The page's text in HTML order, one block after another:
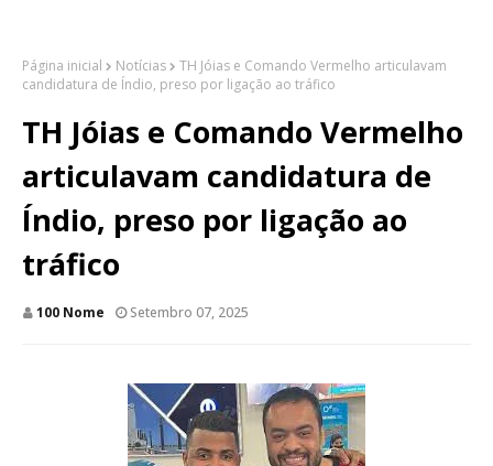
Página inicial Notícias
TH Jóias e Comando Vermelho articulavam
candidatura de Índio, preso por ligação ao tráfico
TH Jóias e Comando Vermelho
articulavam candidatura de
Índio, preso por ligação ao
tráfico
100 Nome Setembro 07, 2025